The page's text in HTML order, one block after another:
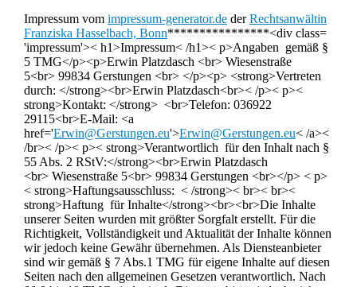
Impressum vom impressum-generator.de derRechtsanwältin
Franziska Hasselbach, Bonn****************<div class=
'impressum'>< h1>Impressum< /h1>< p>Angaben gemäß §
5 TMG</p><p>Erwin Platzdasch <br> Wiesenstraße
5<br> 99834 Gerstungen <br> </p><p> <strong>Vertreten
durch: </strong><br>Erwin Platzdasch<br>< /p>< p><
strong>Kontakt: </strong> <br>Telefon: 036922
29115<br>E-Mail: <a
href='Erwin@Gerstungen.eu'>Erwin@Gerstungen.eu< /a><
/br>< /p>< p>< strong>Verantwortlich für den Inhalt nach §
55 Abs. 2 RStV:</strong><br>Erwin Platzdasch
<br> Wiesenstraße 5<br> 99834 Gerstungen <br></p> < p>
< strong>Haftungsausschluss: < /strong>< br>< br><
strong>Haftung für Inhalte</strong><br><br>Die Inhalte
unserer Seiten wurden mit größter Sorgfalt erstellt. Für die
Richtigkeit, Vollständigkeit und Aktualität der Inhalte können
wir jedoch keine Gewähr übernehmen. Als Diensteanbieter
sind wir gemäß § 7 Abs.1 TMG für eigene Inhalte auf diesen
Seiten nach den allgemeinen Gesetzen verantwortlich. Nach